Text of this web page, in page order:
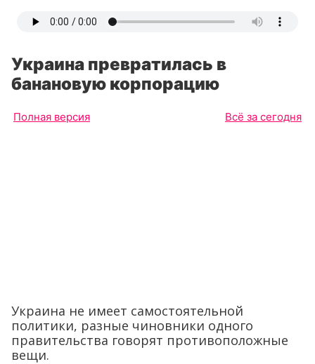
Украина превратилась в
банановую корпорацию
Полная версия Всё за сегодня
Украина не имеет самостоятельной
политики, разные чиновники одного
правительства говорят противоположные
вещи.